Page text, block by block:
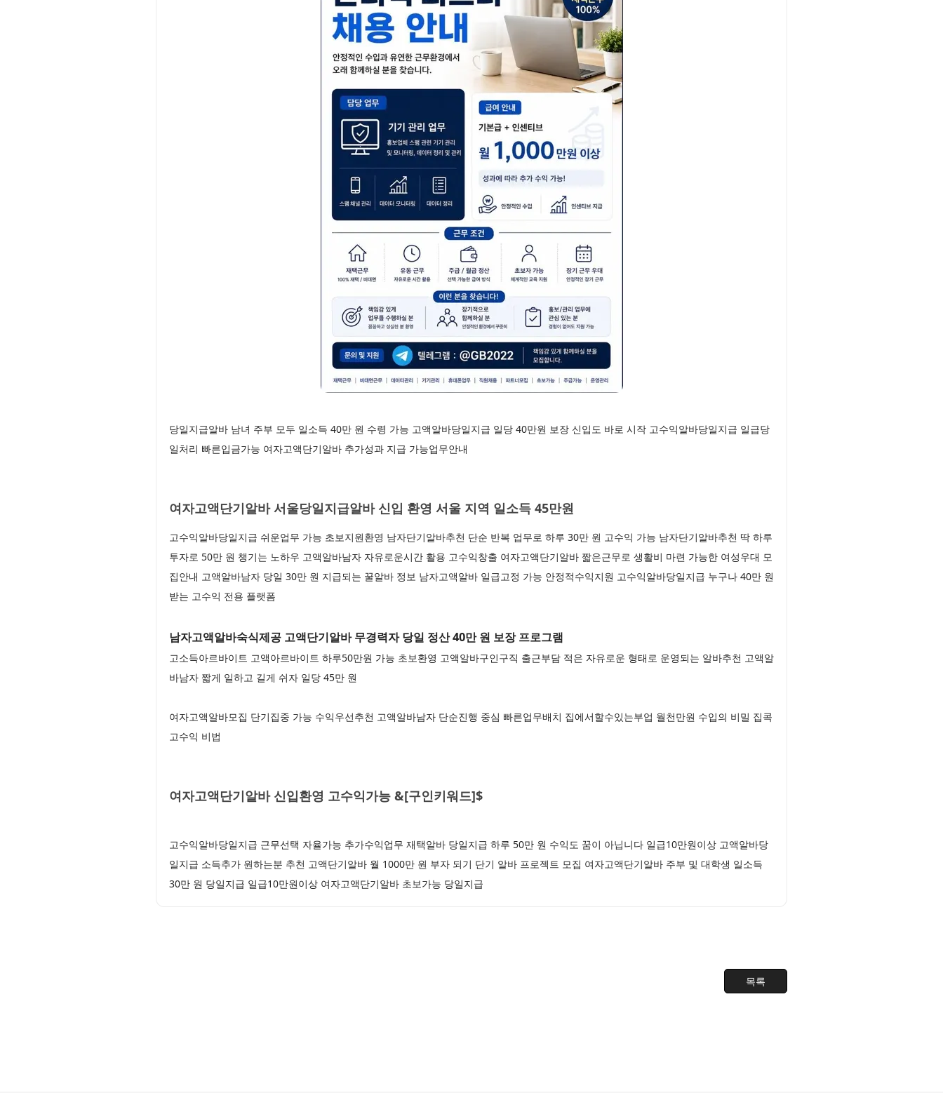
당일지급알바 남녀 주부 모두 일소득 40만 원 수령 가능 고액알바당일지급 일당 40만원 보장 신입도 바로 시작 고수익알바당일지급 일급당
일처리 빠른입금가능 여자고액단기알바 추가성과 지급 가능업무안내
여자고액단기알바 서울당일지급알바 신입 환영 서울 지역 일소득 45만원
고수익알바당일지급 쉬운업무 가능 초보지원환영 남자단기알바추천 단순 반복 업무로 하루 30만 원 고수익 가능 남자단기알바추천 딱 하루
투자로 50만 원 챙기는 노하우 고액알바남자 자유로운시간 활용 고수익창출 여자고액단기알바 짧은근무로 생활비 마련 가능한 여성우대 모
집안내 고액알바남자 당일 30만 원 지급되는 꿀알바 정보 남자고액알바 일급고정 가능 안정적수익지원 고수익알바당일지급 누구나 40만 원
받는 고수익 전용 플랫폼
남자고액알바숙식제공 고액단기알바 무경력자 당일 정산 40만 원 보장 프로그램
고소득아르바이트 고액아르바이트 하루50만원 가능 초보환영 고액알바구인구직 출근부담 적은 자유로운 형태로 운영되는 알바추천 고액알
바남자 짧게 일하고 길게 쉬자 일당 45만 원
여자고액알바모집 단기집중 가능 수익우선추천 고액알바남자 단순진행 중심 빠른업무배치 집에서할수있는부업 월천만원 수입의 비밀 집콕
고수익 비법
여자고액단기알바 신입환영 고수익가능 &[구인키워드]$
고수익알바당일지급 근무선택 자율가능 추가수익업무 재택알바 당일지급 하루 50만 원 수익도 꿈이 아닙니다 일급10만원이상 고액알바당
일지급 소득추가 원하는분 추천 고액단기알바 월 1000만 원 부자 되기 단기 알바 프로젝트 모집 여자고액단기알바 주부 및 대학생 일소득
30만 원 당일지급 일급10만원이상 여자고액단기알바 초보가능 당일지급
목록